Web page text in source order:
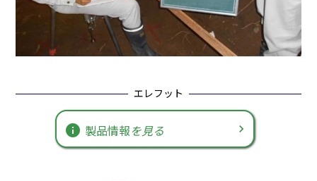
エレフット
info 製品情報を見る